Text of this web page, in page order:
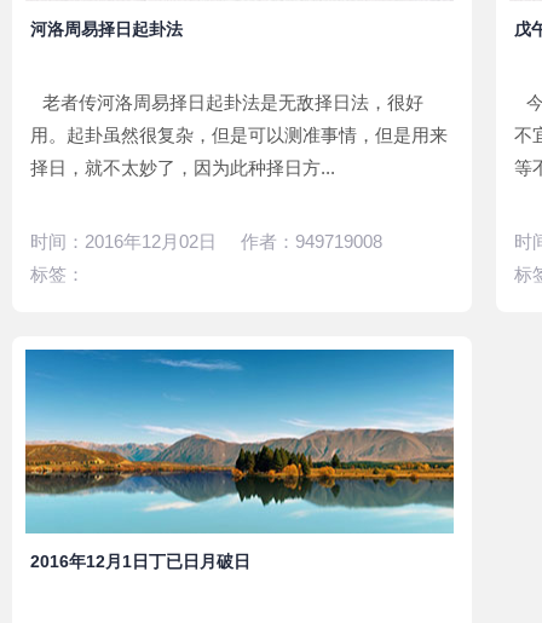
河洛周易择日起卦法
老者传河洛周易择日起卦法是无敌择日法，很好
用。起卦虽然很复杂，但是可以测准事情，但是用来
择日，就不太妙了，因为此种择日方...
时间：2016年12月02日 作者：949719008
标签：
戊
不
等
时
标
2016年12月1日丁已日月破日